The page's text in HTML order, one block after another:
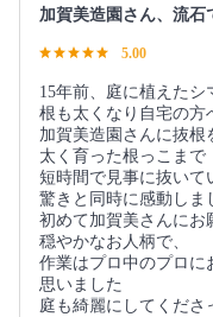
加賀美造園さん、流石
5.00
15年前、庭に植えた
根も太くなり自宅の方
加賀美造園さんに抜根
太く育った根っこまで
短時間で見事に抜いて
驚きと同時に感動しま
初めて加賀美さんにお
穏やかなお人柄で、
作業はプロ中のプロに
思いました
庭も綺麗にしてくださ